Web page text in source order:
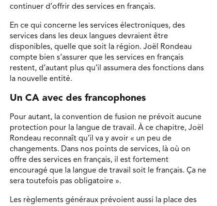
continuer d’offrir des services en français.
En ce qui concerne les services électroniques, des
services dans les deux langues devraient être
disponibles, quelle que soit la région. Joël Rondeau
compte bien s’assurer que les services en français
restent, d’autant plus qu’il assumera des fonctions dans
la nouvelle entité.
Un CA avec des francophones
Pour autant, la convention de fusion ne prévoit aucune
protection pour la langue de travail. À ce chapitre, Joël
Rondeau reconnaît qu’il va y avoir « un peu de
changements. Dans nos points de services, là où on
offre des services en français, il est fortement
encouragé que la langue de travail soit le français. Ça ne
sera toutefois pas obligatoire ».
Les règlements généraux prévoient aussi la place des